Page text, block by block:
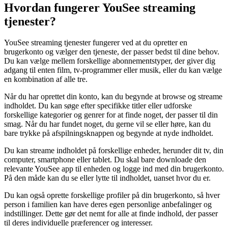
Hvordan fungerer YouSee streaming
tjenester?
YouSee streaming tjenester fungerer ved at du opretter en
brugerkonto og vælger den tjeneste, der passer bedst til dine behov.
Du kan vælge mellem forskellige abonnementstyper, der giver dig
adgang til enten film, tv-programmer eller musik, eller du kan vælge
en kombination af alle tre.
Når du har oprettet din konto, kan du begynde at browse og streame
indholdet. Du kan søge efter specifikke titler eller udforske
forskellige kategorier og genrer for at finde noget, der passer til din
smag. Når du har fundet noget, du gerne vil se eller høre, kan du
bare trykke på afspilningsknappen og begynde at nyde indholdet.
Du kan streame indholdet på forskellige enheder, herunder dit tv, din
computer, smartphone eller tablet. Du skal bare downloade den
relevante YouSee app til enheden og logge ind med din brugerkonto.
På den måde kan du se eller lytte til indholdet, uanset hvor du er.
Du kan også oprette forskellige profiler på din brugerkonto, så hver
person i familien kan have deres egen personlige anbefalinger og
indstillinger. Dette gør det nemt for alle at finde indhold, der passer
til deres individuelle præferencer og interesser.